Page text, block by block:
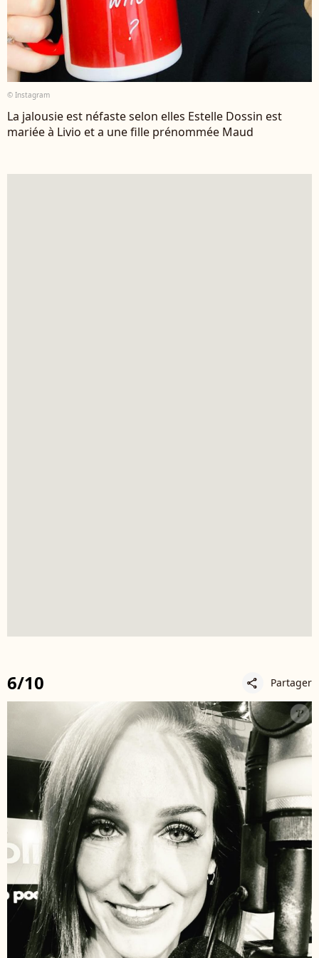
© Instagram
La jalousie est néfaste selon elles Estelle Dossin est
mariée à Livio et a une fille prénommée Maud
6/10 share Partager